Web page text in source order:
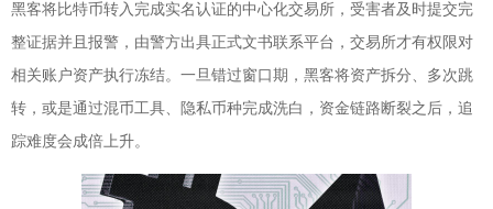
黑客将比特币转入完成实名认证的中心化交易所，受害者及时提交完
整证据并且报警，由警方出具正式文书联系平台，交易所才有权限对
相关账户资产执行冻结。一旦错过窗口期，黑客将资产拆分、多次跳
转，或是通过混币工具、隐私币种完成洗白，资金链路断裂之后，追
踪难度会成倍上升。